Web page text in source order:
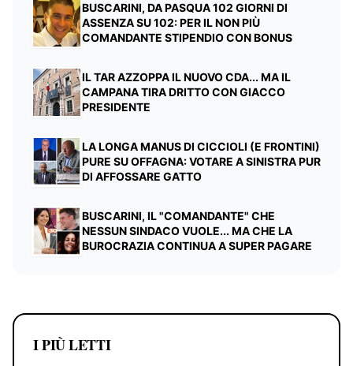
BUSCARINI, DA PASQUA 102 GIORNI DI
ASSENZA SU 102: PER IL NON PIÙ
COMANDANTE STIPENDIO CON BONUS
IL TAR AZZOPPA IL NUOVO CDA... MA IL
CAMPANA TIRA DRITTO CON GIACCO
PRESIDENTE
LA LONGA MANUS DI CICCIOLI (E FRONTINI)
PURE SU OFFAGNA: VOTARE A SINISTRA PUR
DI AFFOSSARE GATTO
BUSCARINI, IL "COMANDANTE" CHE
NESSUN SINDACO VUOLE... MA CHE LA
BUROCRAZIA CONTINUA A SUPER PAGARE
I PIÙ LETTI